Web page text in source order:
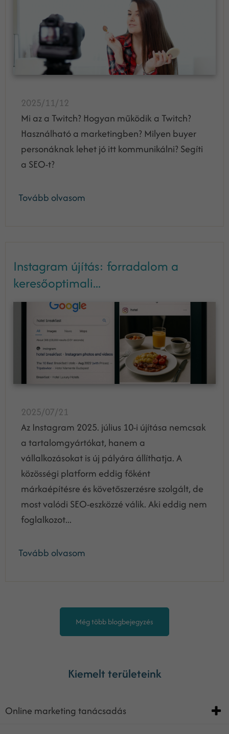
2025/11/12
Mi az a Twitch? Hogyan működik a Twitch?
Használható a marketingben? Milyen buyer
personáknak lehet jó itt kommunikálni? Segíti
a SEO-t?
Tovább olvasom
Instagram újítás: forradalom a
keresőoptimali...
2025/07/21
Az Instagram 2025. július 10-i újítása nemcsak
a tartalomgyártókat, hanem a
vállalkozásokat is új pályára állíthatja. A
közösségi platform eddig főként
márkaépítésre és követőszerzésre szolgált, de
most valódi SEO-eszközzé válik. Aki eddig nem
foglalkozot...
Tovább olvasom
Még több blogbejegyzés
Kiemelt területeink
Online marketing tanácsadás